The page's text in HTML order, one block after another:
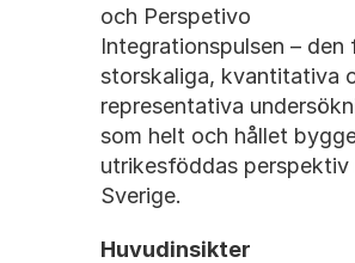
och Perspetivo
Integrationspulsen – den
storskaliga, kvantitativa
representativa
som helt och hållet
utrikesföddas perspektiv
Sverige.
Huvudinsikter